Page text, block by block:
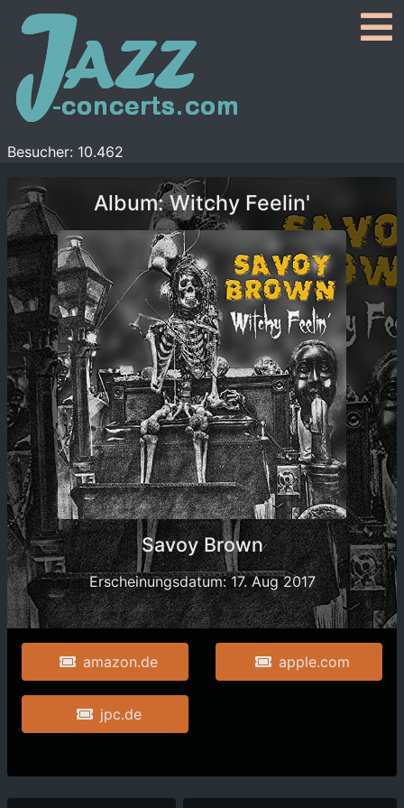
Besucher: 10.462
Album: Witchy Feelin'
Savoy Brown
Erscheinungsdatum: 17. Aug 2017
amazon.de apple.com
jpc.de